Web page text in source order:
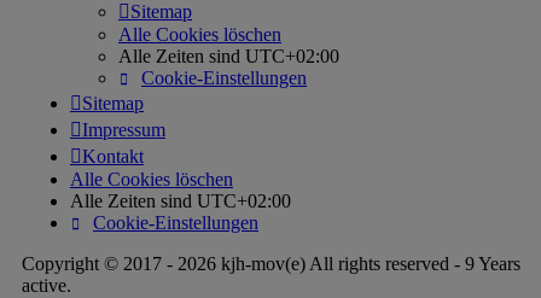
Sitemap
Alle Cookies löschen
Alle Zeiten sind UTC+02:00
Cookie-Einstellungen
Sitemap
Impressum
Kontakt
Alle Cookies löschen
Alle Zeiten sind UTC+02:00
Cookie-Einstellungen
Copyright © 2017 - 2026 kjh-mov(e) All rights reserved - 9 Years
active.